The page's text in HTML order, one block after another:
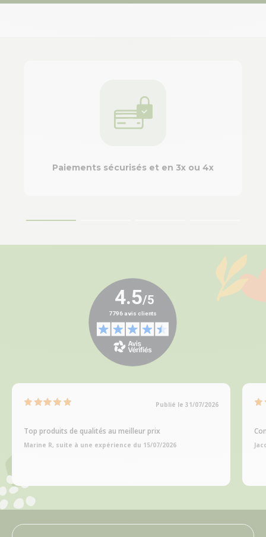
Paiements sécurisés et en 3x ou 4x
Publié le 31/07/2026
Top produits de qualités au meilleur prix
Marine R, suite à une expérience du 15/07/2026